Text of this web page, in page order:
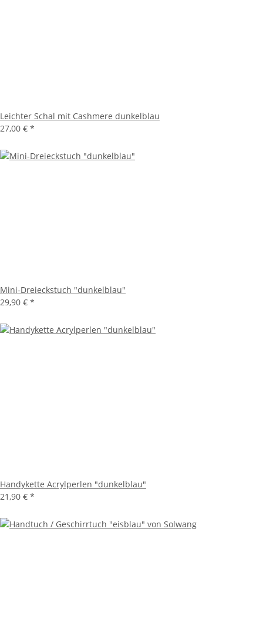
Leichter Schal mit Cashmere dunkelblau
27,00 € *
Mini-Dreieckstuch "dunkelblau"
29,90 € *
Handykette Acrylperlen "dunkelblau"
21,90 € *